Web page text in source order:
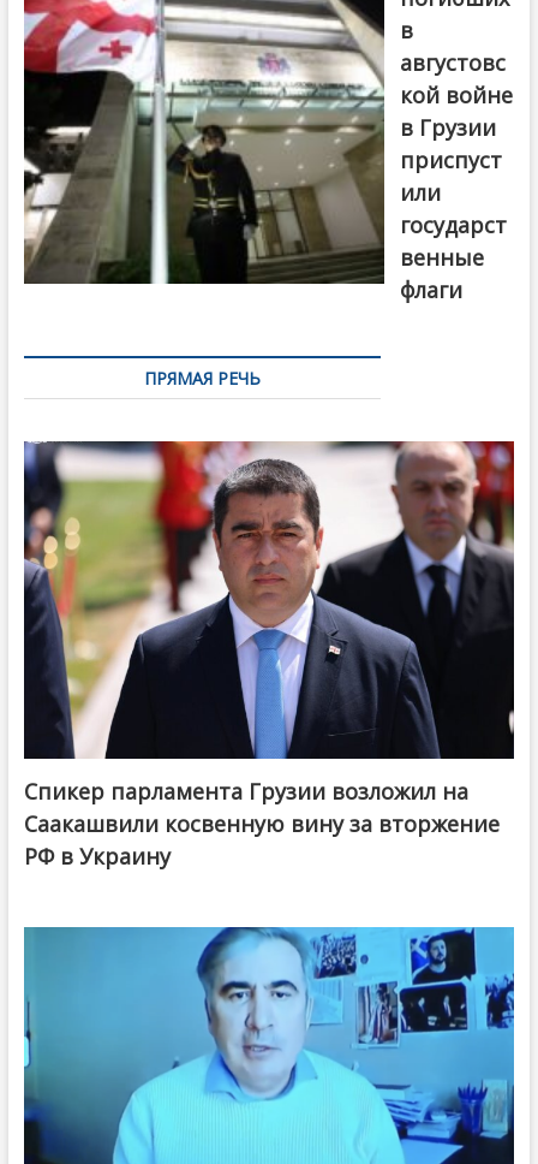
в
августовс
кой войне
в Грузии
приспуст
или
государст
венные
флаги
ПРЯМАЯ РЕЧЬ
Спикер парламента Грузии возложил на
Саакашвили косвенную вину за вторжение
РФ в Украину